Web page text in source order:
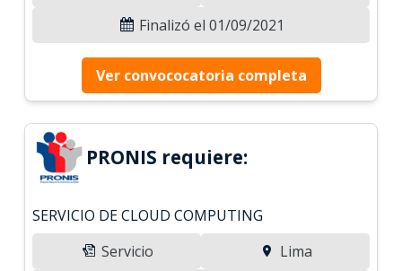
Finalizó el 01/09/2021
Ver convococatoria completa
PRONIS requiere:
SERVICIO DE CLOUD COMPUTING
Servicio
Lima